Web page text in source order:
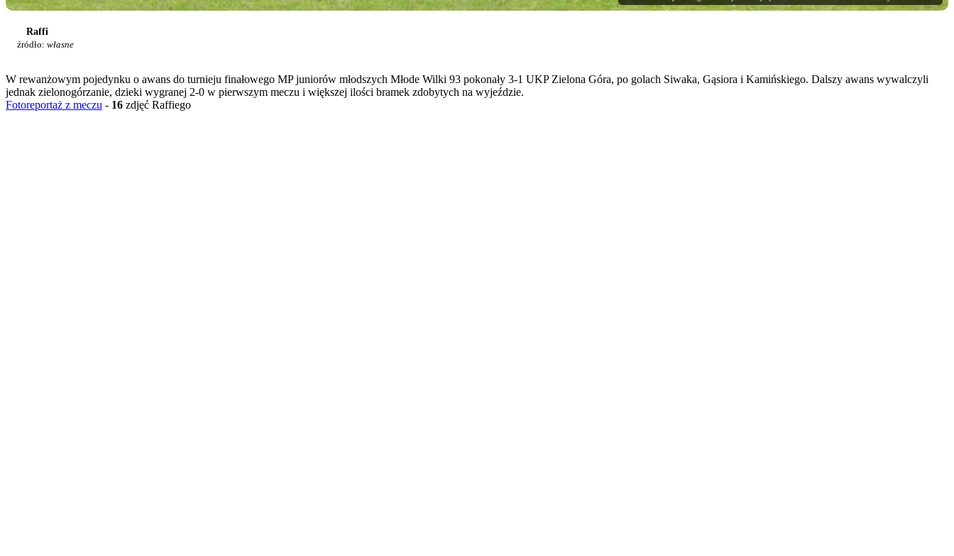
Raffi
źródło: własne
W rewanżowym pojedynku o awans do turnieju finałowego MP juniorów młodszych Młode Wilki 93 pokonały 3-1 UKP Zielona Góra, po golach Siwaka, Gąsiora i Kamińskiego. Dalszy awans wywalczyli
jednak zielonogórzanie, dzieki wygranej 2-0 w pierwszym meczu i większej ilości bramek zdobytych na wyjeździe.
Fotoreportaż z meczu - 16 zdjęć Raffiego